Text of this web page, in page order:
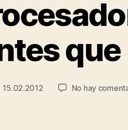
15.02.2012 No hay